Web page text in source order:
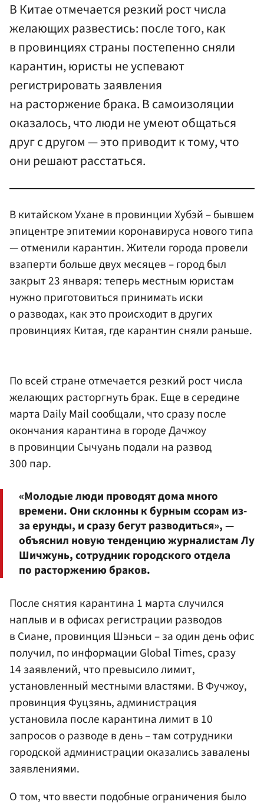
В Китае отмечается резкий рост числа
желающих развестись: после того, как
в провинциях страны постепенно сняли
карантин, юристы не успевают
регистрировать заявления
на расторжение брака. В самоизоляции
оказалось, что люди не умеют общаться
друг с другом — это приводит к тому, что
они решают расстаться.
В китайском Ухане в провинции Хубэй – бывшем
эпицентре эпитемии коронавируса нового типа
— отменили карантин. Жители города провели
взаперти больше двух месяцев – город был
закрыт 23 января: теперь местным юристам
нужно приготовиться принимать иски
о разводах, как это происходит в других
провинциях Китая, где карантин сняли раньше.
По всей стране отмечается резкий рост числа
желающих расторгнуть брак. Еще в середине
марта Daily Mail сообщали, что сразу после
окончания карантина в городе Дачжоу
в провинции Сычуань подали на развод
300 пар.
«Молодые люди проводят дома много
времени. Они склонны к бурным ссорам из-
за ерунды, и сразу бегут разводиться», —
объяснил новую тенденцию журналистам Лу
Шичжунь, сотрудник городского отдела
по расторжению браков.
После снятия карантина 1 марта случился
наплыв и в офисах регистрации разводов
в Сиане, провинция Шэньси – за один день офис
получил, по информации Global Times, сразу
14 заявлений, что превысило лимит,
установленный местными властями. В Фучжоу,
провинция Фуцзянь, администрация
установила после карантина лимит в 10
запросов о разводе в день – там сотрудники
городской администрации оказались завалены
заявлениями.
О том, что ввести подобные ограничения было